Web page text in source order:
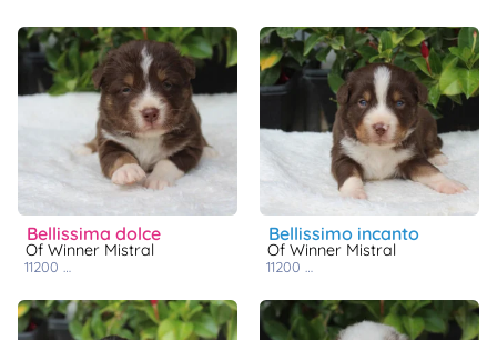
bellissima dolce
Of Winner Mistral
11200
bellissimo incanto
Of Winner Mistral
11200